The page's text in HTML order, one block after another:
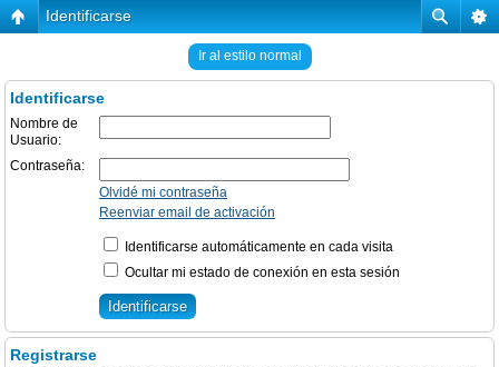
Identificarse
Ir al estilo normal
Identificarse
Nombre de
Usuario:
Contraseña:
Olvidé mi contraseña
Reenviar email de activación
Identificarse automáticamente en cada visita
Ocultar mi estado de conexión en esta sesión
Registrarse